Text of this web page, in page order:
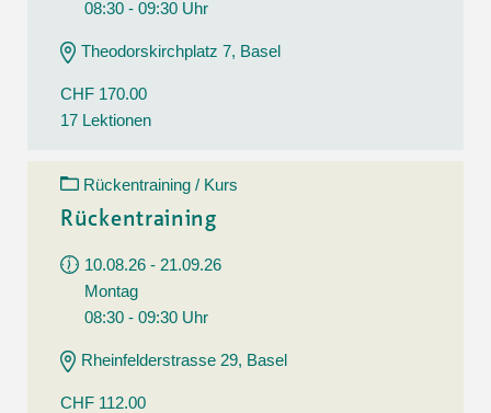
08:30 - 09:30 Uhr
Theodorskirchplatz 7, Basel
CHF 170.00
17 Lektionen
Rückentraining / Kurs
Rückentraining
10.08.26 - 21.09.26
Montag
08:30 - 09:30 Uhr
Rheinfelderstrasse 29, Basel
CHF 112.00